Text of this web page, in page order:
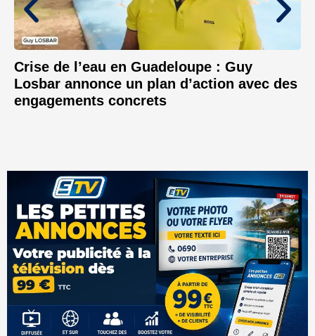
Crise de l’eau en Guadeloupe : Guy
Losbar annonce un plan d’action avec des
engagements concrets